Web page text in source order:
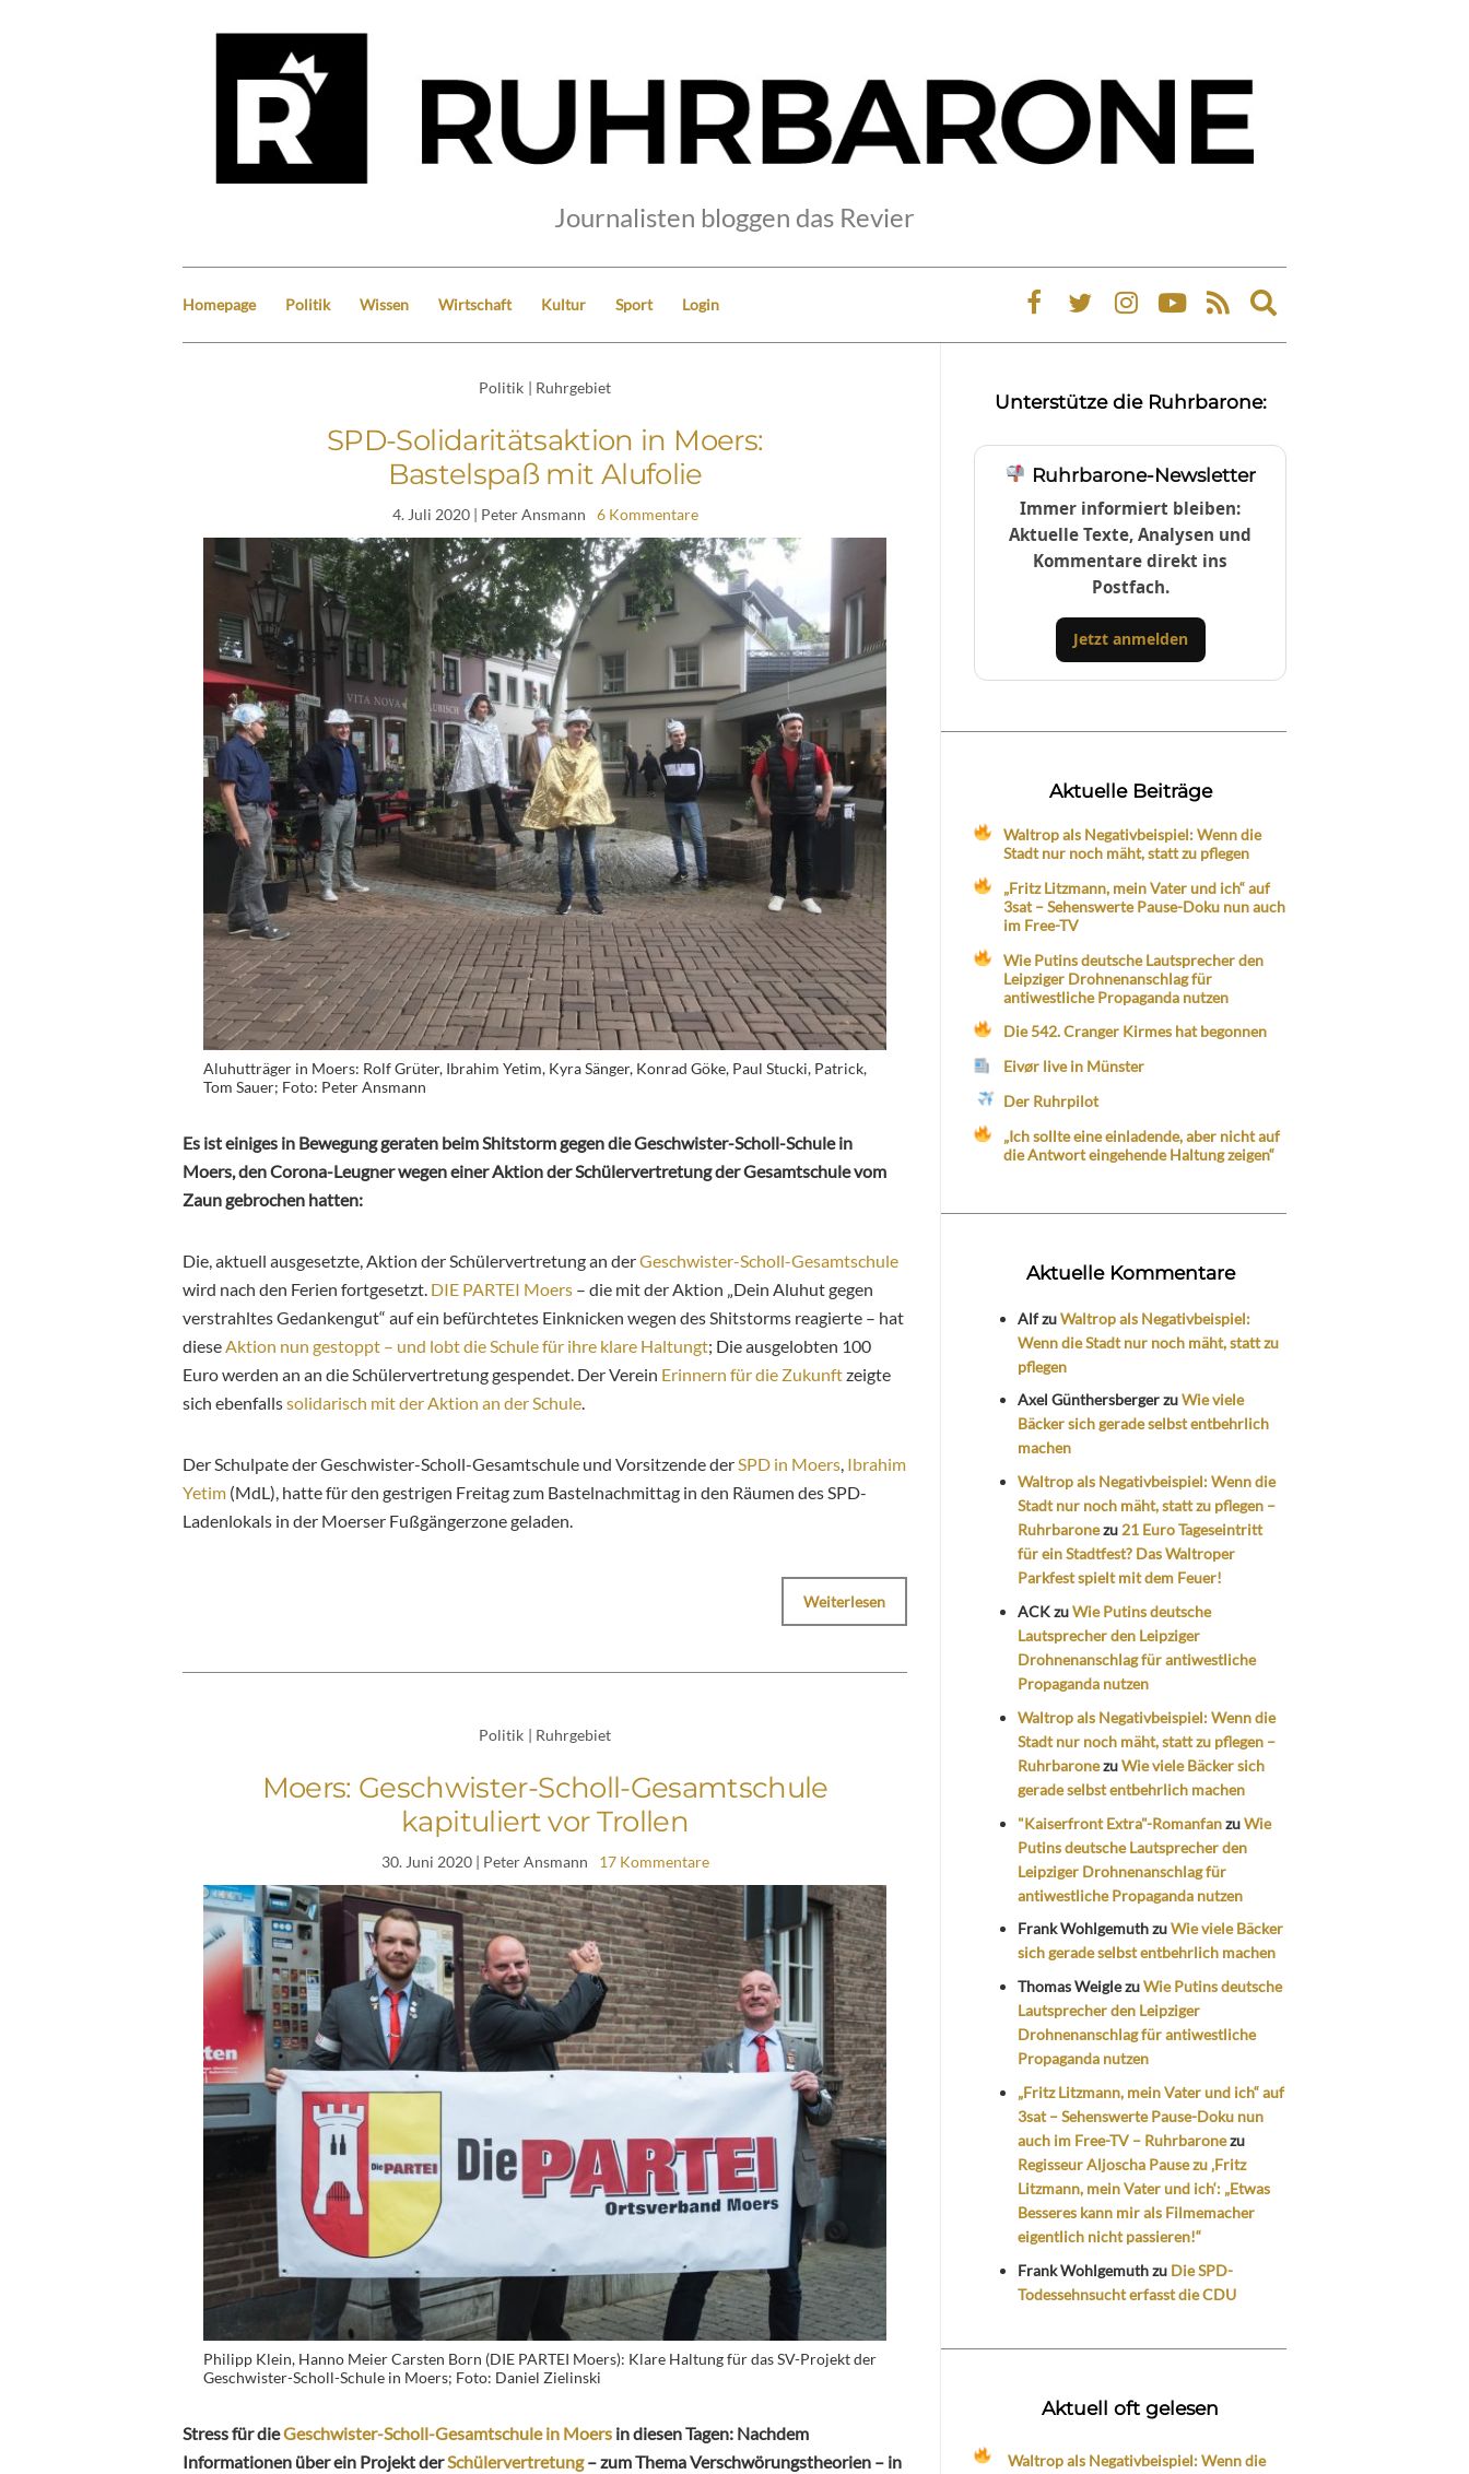
Journalisten bloggen das Revier
Homepage Politik Wissen Wirtschaft Kultur Sport Login
Expand
search
Politik | Ruhrgebiet
SPD-Solidaritätsaktion in Moers:
Bastelspaß mit Alufolie
4. Juli 2020| Peter Ansmann 6 Kommentare
Aluhutträger in Moers: Rolf Grüter, Ibrahim Yetim, Kyra Sänger, Konrad Göke, Paul Stucki, Patrick,
Tom Sauer; Foto: Peter Ansmann
Es ist einiges in Bewegung geraten beim Shitstorm gegen die Geschwister-Scholl-Schule in
Moers, den Corona-Leugner wegen einer Aktion der Schülervertretung der Gesamtschule vom
Zaun gebrochen hatten:
Die, aktuell ausgesetzte, Aktion der Schülervertretung an derGeschwister-Scholl-Gesamtschule
wird nach den Ferien fortgesetzt. DIE PARTEI Moers – die mit der Aktion „Dein Aluhut gegen
verstrahltes Gedankengut“ auf ein befürchtetes Einknicken wegen des Shitstorms reagierte – hat
diese Aktion nun gestoppt – und lobt die Schule für ihre klare Haltungt; Die ausgelobten 100
Euro werden an an die Schülervertretung gespendet. Der Verein Erinnern für die Zukunftzeigte
sich ebenfallssolidarisch mit der Aktion an der Schule
Der Schulpate der Geschwister-Scholl-Gesamtschule und Vorsitzende der SPD in Moers Ibrahim
Yetim (MdL), hatte für den gestrigen Freitag zum Bastelnachmittag in den Räumen des SPD-
Ladenlokals in der Moerser Fußgängerzone geladen.
Weiterlesen
Politik | Ruhrgebiet
Moers: Geschwister-Scholl-Gesamtschule
kapituliert vor Trollen
30. Juni 2020| Peter Ansmann 17 Kommentare
Philipp Klein, Hanno Meier Carsten Born (DIE PARTEI Moers): Klare Haltung für das SV-Projekt der
Geschwister-Scholl-Schule in Moers; Foto: Daniel Zielinski
Stress für dieGeschwister-Scholl-Gesamtschule in Moers in diesen Tagen: Nachdem
Informationen über ein Projekt derSchülervertretung– zum Thema Verschwörungstheorien – in
Unterstütze die Ruhrbarone:
Ruhrbarone-Newsletter
Immer informiert bleiben:
Aktuelle Texte, Analysen und
Kommentare direkt ins
Postfach.
Jetzt anmelden
Aktuelle Beiträge
Waltrop als Negativbeispiel: Wenn die
Stadt nur noch mäht, statt zu pflegen
„Fritz Litzmann, mein Vater und ich“ auf
3sat – Sehenswerte Pause-Doku nun auch
im Free-TV
Wie Putins deutsche Lautsprecher den
Leipziger Drohnenanschlag für
antiwestliche Propaganda nutzen
Die 542. Cranger Kirmes hat begonnen
Eivør live in Münster
Der Ruhrpilot
„Ich sollte eine einladende, aber nicht auf
die Antwort eingehende Haltung zeigen“
Aktuelle Kommentare
AlfzuWaltrop als Negativbeispiel:
Wenn die Stadt nur noch mäht, statt zu
pflegen
Axel GünthersbergerzuWie viele
Bäcker sich gerade selbst entbehrlich
machen
Waltrop als Negativbeispiel: Wenn die
Stadt nur noch mäht, statt zu pflegen –
Ruhrbaronezu 21 Euro Tageseintritt
für ein Stadtfest? Das Waltroper
Parkfest spielt mit dem Feuer!
ACKzuWie Putins deutsche
Lautsprecher den Leipziger
Drohnenanschlag für antiwestliche
Propaganda nutzen
Waltrop als Negativbeispiel: Wenn die
Stadt nur noch mäht, statt zu pflegen –
RuhrbaronezuWie viele Bäcker sich
gerade selbst entbehrlich machen
"Kaiserfront Extra"-RomanfanzuWie
Putins deutsche Lautsprecher den
Leipziger Drohnenanschlag für
antiwestliche Propaganda nutzen
Frank WohlgemuthzuWie viele Bäcker
sich gerade selbst entbehrlich machen
Thomas WeiglezuWie Putins deutsche
Lautsprecher den Leipziger
Drohnenanschlag für antiwestliche
Propaganda nutzen
„Fritz Litzmann, mein Vater und ich“ auf
3sat – Sehenswerte Pause-Doku nun
auch im Free-TV – Ruhrbaronezu
Regisseur Aljoscha Pause zu ‚Fritz
Litzmann, mein Vater und ich‘: „Etwas
Besseres kann mir als Filmemacher
eigentlich nicht passieren!“
Frank Wohlgemuthzu Die SPD-
Todessehnsucht erfasst die CDU
Aktuell oft gelesen
Waltrop als Negativbeispiel: Wenn die